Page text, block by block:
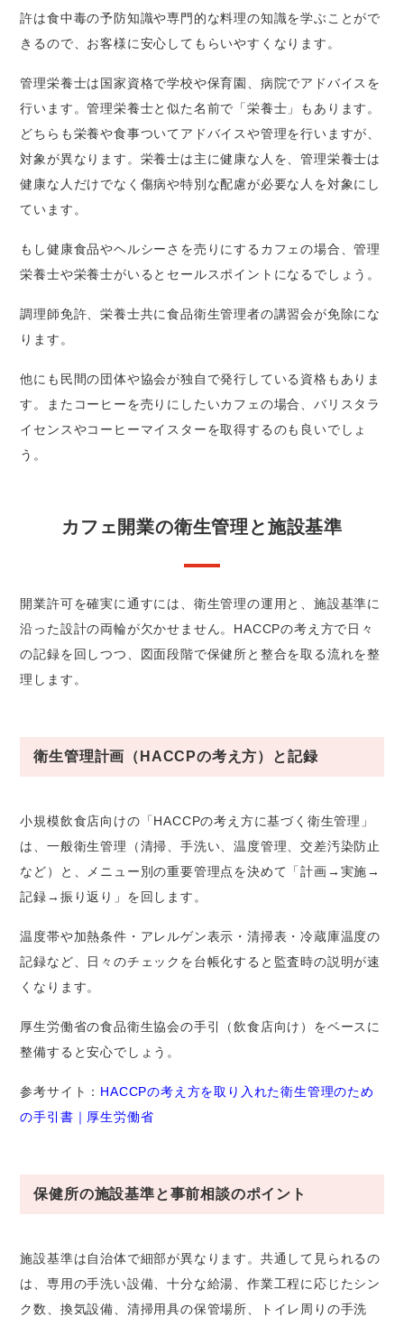
許は食中毒の予防知識や専門的な料理の知識を学ぶことがで
きるので、お客様に安心してもらいやすくなります。
管理栄養士は国家資格で学校や保育園、病院でアドバイスを
行います。管理栄養士と似た名前で「栄養士」もあります。
どちらも栄養や食事ついてアドバイスや管理を行いますが、
対象が異なります。栄養士は主に健康な人を、管理栄養士は
健康な人だけでなく傷病や特別な配慮が必要な人を対象にし
ています。
もし健康食品やヘルシーさを売りにするカフェの場合、管理
栄養士や栄養士がいるとセールスポイントになるでしょう。
調理師免許、栄養士共に食品衛生管理者の講習会が免除にな
ります。
他にも民間の団体や協会が独自で発行している資格もありま
す。またコーヒーを売りにしたいカフェの場合、バリスタラ
イセンスやコーヒーマイスターを取得するのも良いでしょ
う。
カフェ開業の衛生管理と施設基準
開業許可を確実に通すには、衛生管理の運用と、施設基準に
沿った設計の両輪が欠かせません。HACCPの考え方で日々
の記録を回しつつ、図面段階で保健所と整合を取る流れを整
理します。
衛生管理計画（HACCPの考え方）と記録
小規模飲食店向けの「HACCPの考え方に基づく衛生管理」
は、一般衛生管理（清掃、手洗い、温度管理、交差汚染防止
など）と、メニュー別の重要管理点を決めて「計画→実施→
記録→振り返り」を回します。
温度帯や加熱条件・アレルゲン表示・清掃表・冷蔵庫温度の
記録など、日々のチェックを台帳化すると監査時の説明が速
くなります。
厚生労働省の食品衛生協会の手引（飲食店向け）をベースに
整備すると安心でしょう。
参考サイト： HACCPの考え方を取り入れた衛生管理のため
の手引書｜厚生労働省
保健所の施設基準と事前相談のポイント
施設基準は自治体で細部が異なります。共通して見られるの
は、専用の手洗い設備、十分な給湯、作業工程に応じたシン
ク数、換気設備、清掃用具の保管場所、トイレ周りの手洗